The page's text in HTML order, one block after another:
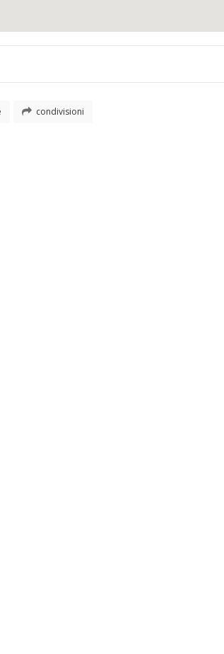
condivisioni